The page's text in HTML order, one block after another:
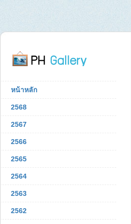
หน้าหลัก
2568
2567
2566
2565
2564
2563
2562